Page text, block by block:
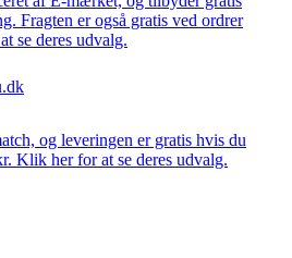
Fragten er også gratis ved ordrer
se deres udvalg.
og leveringen er gratis hvis du
Klik her for at se deres udvalg.